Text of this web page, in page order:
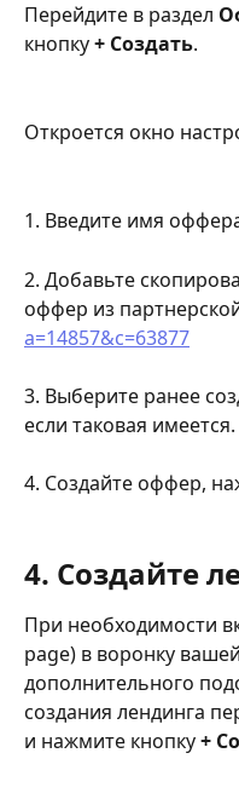
Перейдите в раздел
кнопку + Создать.
Откроется окно
1. Введите имя
2. Добавьте
оффер из
a=14857&c=63877
3. Выберите ранее
если таковая имеется.
4. Создайте оффер,
4. Создайте
При необходимости
page) в воронку
дополнительного
создания лендинга
и нажмите кнопку +